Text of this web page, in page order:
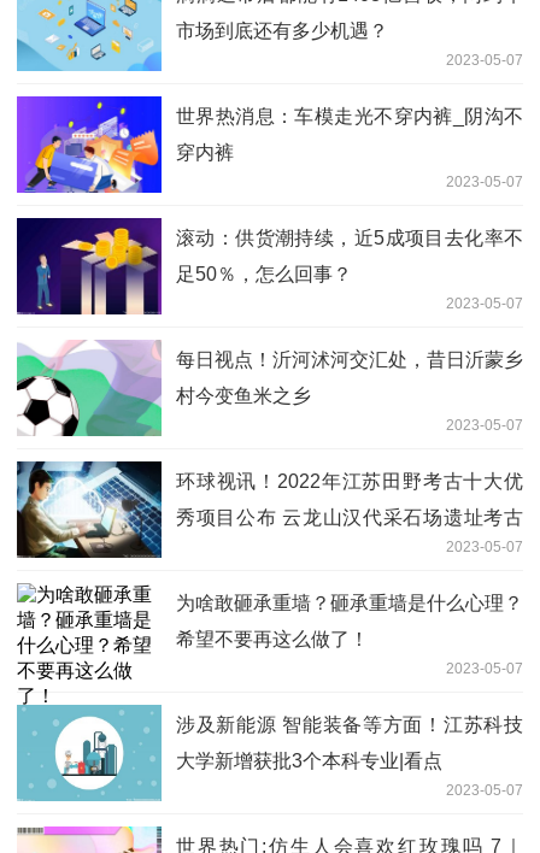
市场到底还有多少机遇？
2023-05-07
世界热消息：车模走光不穿内裤_阴沟不
穿内裤
2023-05-07
滚动：供货潮持续，近5成项目去化率不
足50％，怎么回事？
2023-05-07
每日视点！沂河沭河交汇处，昔日沂蒙乡
村今变鱼米之乡
2023-05-07
环球视讯！2022年江苏田野考古十大优
秀项目公布 云龙山汉代采石场遗址考古
2023-05-07
为啥敢砸承重墙？砸承重墙是什么心理？
希望不要再这么做了！
2023-05-07
涉及新能源 智能装备等方面！江苏科技
大学新增获批3个本科专业|看点
2023-05-07
世界热门:仿生人会喜欢红玫瑰吗 7｜